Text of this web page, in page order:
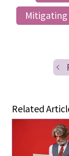
Related